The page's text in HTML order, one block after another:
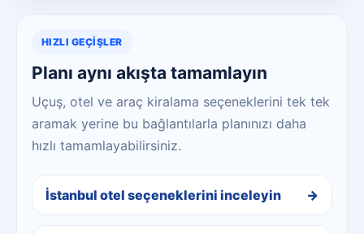
HIZLI GEÇIŞLER
Planı aynı akışta tamamlayın
Uçuş, otel ve araç kiralama seçeneklerini tek tek
aramak yerine bu bağlantılarla planınızı daha
hızlı tamamlayabilirsiniz.
İstanbul otel seçeneklerini inceleyin